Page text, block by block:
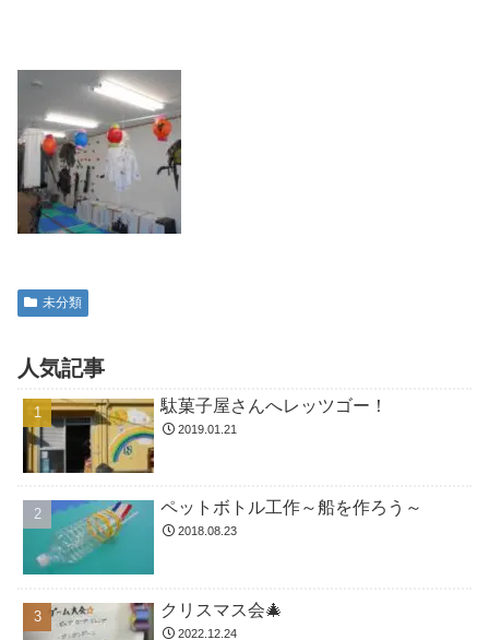
未分類
人気記事
駄菓子屋さんへレッツゴー！
2019.01.21
ペットボトル工作～船を作ろう～
2018.08.23
クリスマス会🎄
2022.12.24